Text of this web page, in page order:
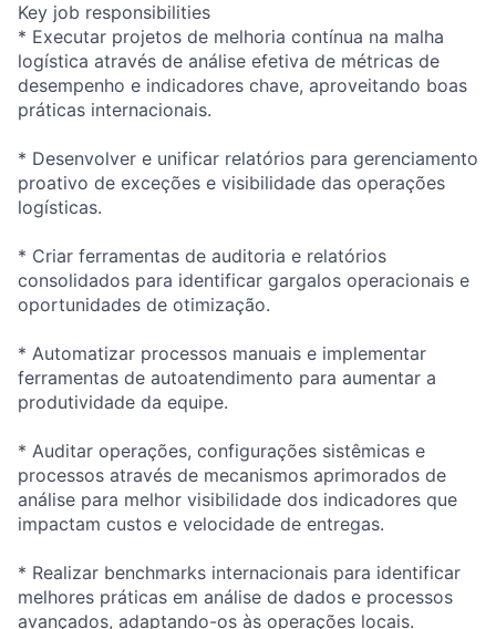
Key job responsibilities
* Executar projetos de melhoria contínua na malha
logística através de análise efetiva de métricas de
desempenho e indicadores chave, aproveitando boas
práticas internacionais.
* Desenvolver e unificar relatórios para gerenciamento
proativo de exceções e visibilidade das operações
logísticas.
* Criar ferramentas de auditoria e relatórios
consolidados para identificar gargalos operacionais e
oportunidades de otimização.
* Automatizar processos manuais e implementar
ferramentas de autoatendimento para aumentar a
produtividade da equipe.
* Auditar operações, configurações sistêmicas e
processos através de mecanismos aprimorados de
análise para melhor visibilidade dos indicadores que
impactam custos e velocidade de entregas.
* Realizar benchmarks internacionais para identificar
melhores práticas em análise de dados e processos
avançados, adaptando-os às operações locais.